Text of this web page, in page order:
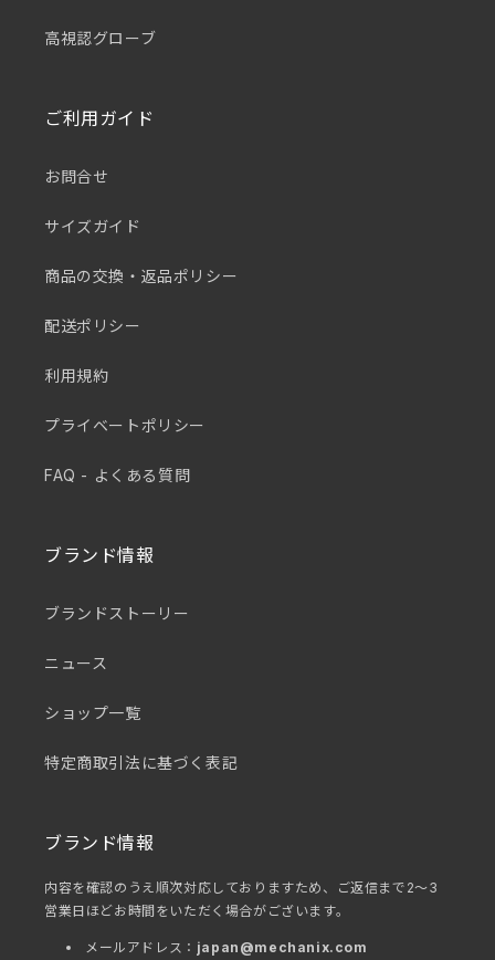
高視認グローブ
ご利用ガイド
お問合せ
サイズガイド
商品の交換・返品ポリシー
配送ポリシー
利用規約
プライベートポリシー
FAQ - よくある質問
ブランド情報
ブランドストーリー
ニュース
ショップ一覧
特定商取引法に基づく表記
ブランド情報
内容を確認のうえ順次対応しておりますため、ご返信まで2～3
営業日ほどお時間をいただく場合がございます。
メールアドレス： japan@mechanix.com